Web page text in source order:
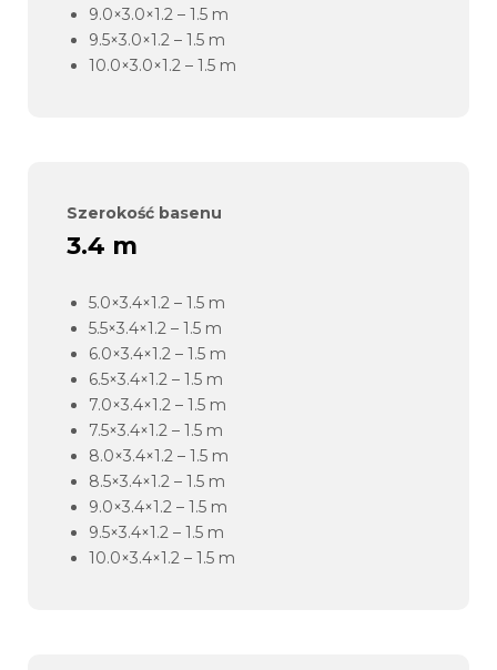
9.0×3.0×1.2 – 1.5 m
9.5×3.0×1.2 – 1.5 m
10.0×3.0×1.2 – 1.5 m
Szerokość basenu
3.4 m
5.0×3.4×1.2 – 1.5 m
5.5×3.4×1.2 – 1.5 m
6.0×3.4×1.2 – 1.5 m
6.5×3.4×1.2 – 1.5 m
7.0×3.4×1.2 – 1.5 m
7.5×3.4×1.2 – 1.5 m
8.0×3.4×1.2 – 1.5 m
8.5×3.4×1.2 – 1.5 m
9.0×3.4×1.2 – 1.5 m
9.5×3.4×1.2 – 1.5 m
10.0×3.4×1.2 – 1.5 m